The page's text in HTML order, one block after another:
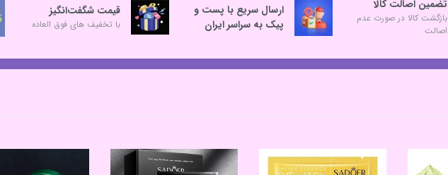
تضمین اصالت کالا
بازگشت کالا در صورت عدم
اصالت
ارسال سریع با پست و
پیک به سراسر ایران
قیمت شگفت‌انگیز
با تخفیف های فوق العاده